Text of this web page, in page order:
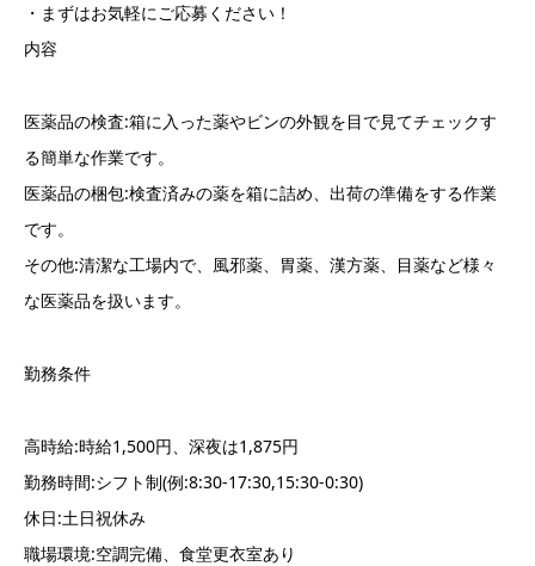
・まずはお気軽にご応募ください！
内容
医薬品の検査:箱に入った薬やビンの外観を目で見てチェックす
る簡単な作業です。
医薬品の梱包:検査済みの薬を箱に詰め、出荷の準備をする作業
です。
その他:清潔な工場内で、風邪薬、胃薬、漢方薬、目薬など様々
な医薬品を扱います。
勤務条件
高時給:時給1,500円、深夜は1,875円
勤務時間:シフト制(例:8:30-17:30,15:30-0:30)
休日:土日祝休み
職場環境:空調完備、食堂更衣室あり